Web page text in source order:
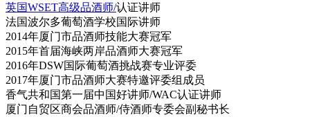
英国WSET高级品酒师/认证讲师
法国波尔多葡萄酒学校国际讲师
2014年厦门市品酒师技能大赛冠军
2015年首届海峡两岸品酒师大赛冠军
2016年DSW国际葡萄酒挑战赛专业评委
2017年厦门市品酒师大赛特邀评委组成员
香气共和国第一届中国好讲师/WAC认证讲师
厦门自贸区商会品酒师/侍酒师专委会副秘书长